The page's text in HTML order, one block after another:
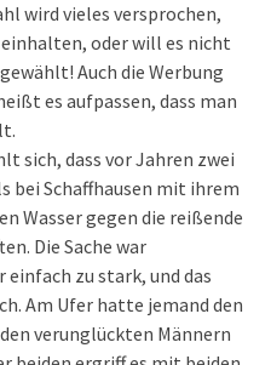
wird vieles versprochen,
oder will es nicht
Auch die Werbung
es aufpassen, dass man
sich, dass vor Jahren zwei
bei Schaffhausen mit ihrem
Wasser gegen die reißende
Die Sache war
zu stark, und das
Am Ufer hatte jemand den
verunglückten Männern